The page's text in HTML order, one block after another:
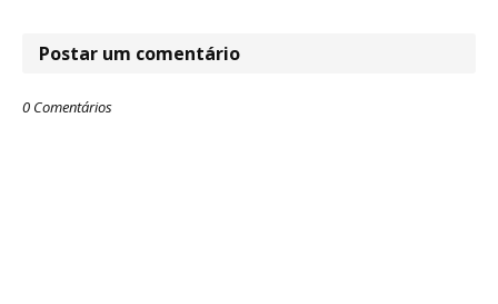
Postar um comentário
0 Comentários